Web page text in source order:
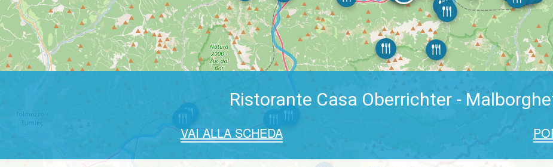
Ristorante Casa Oberrichter -
VAI ALLA SCHEDA